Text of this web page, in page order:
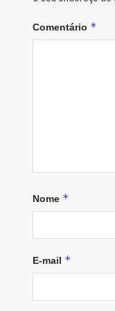
Comentário *
Nome *
E-mail *